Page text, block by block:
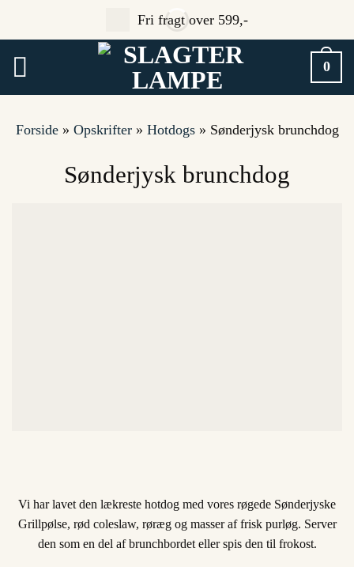
Fri fragt over 599,-
0
Forside» Opskrifter» Hotdogs» Sønderjysk brunchdog
Sønderjysk brunchdog
Vi har lavet den lækreste hotdog med vores røgede Sønderjyske
Grillpølse, rød coleslaw, røræg og masser af frisk purløg. Server
den som en del af brunchbordet eller spis den til frokost.